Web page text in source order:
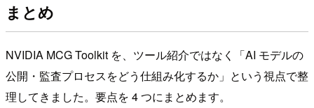
まとめ
NVIDIA MCG Toolkit を、ツール紹介ではなく「AI モデルの
公開・監査プロセスをどう仕組み化するか」という視点で整
理してきました。要点を 4 つにまとめます。